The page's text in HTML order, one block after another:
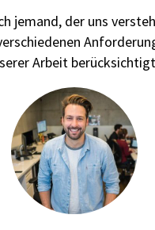
jemand, der uns
Arbeit